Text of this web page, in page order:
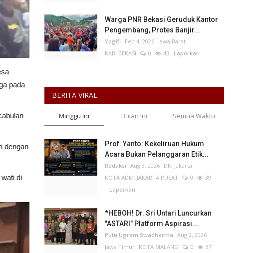
pada
dengan
di
Warga PNR Bekasi Geruduk Kantor
Pengembang, Protes Banjir...
Yogifi Feb 4, 2026 Jawa Barat
KAB. BEKASI
0 43 Laporkan
BERITA VIRAL
Minggu Ini Bulan Ini Semua Waktu
Prof. Yanto: Kekeliruan Hukum
Acara Bukan Pelanggaran Etik...
Redaksi Aug 3, 2026 DKI Jakarta
KOTA ADM. JAKARTA PUSAT
0
39
Laporkan
*HEBOH! Dr. Sri Untari Luncurkan
"ASTARI" Platform Aspirasi...
Putu Ugram Swadharma Aug 2, 2026
Jawa Timur KOTA MALANG 0
37